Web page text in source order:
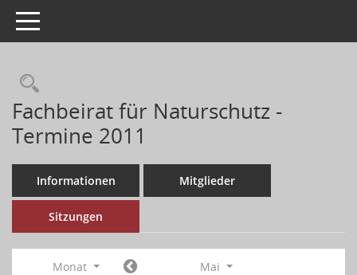
Toggle navigation
Fachbeirat für Naturschutz -
Termine 2011
Informationen Mitglieder
Sitzungen
Monat
Mai